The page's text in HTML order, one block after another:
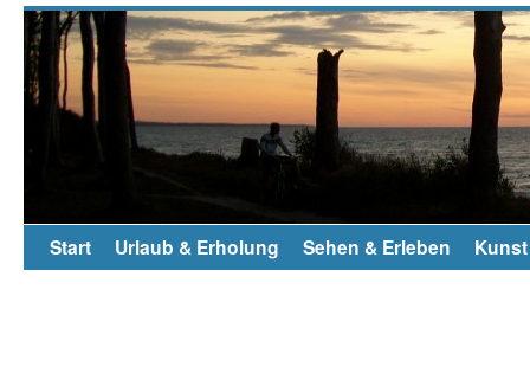
Start Urlaub & Erholung Sehen & Erleben